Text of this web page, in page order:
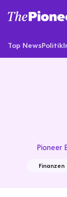
Top NewsPolitik
Pioneer
Finanzen